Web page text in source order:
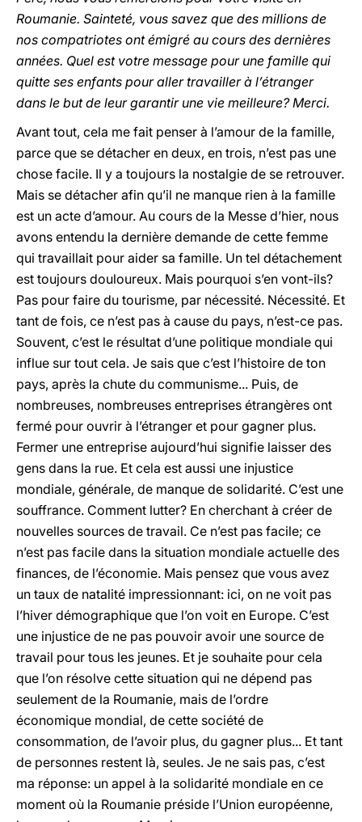
Roumanie. Sainteté, vous savez que des millions de
nos compatriotes ont émigré au cours des dernières
années. Quel est votre message pour une famille qui
quitte ses enfants pour aller travailler à l’étranger
dans le but de leur garantir une vie meilleure? Merci.
Avant tout, cela me fait penser à l’amour de la famille,
parce que se détacher en deux, en trois, n’est pas une
chose facile. Il y a toujours la nostalgie de se retrouver.
Mais se détacher afin qu’il ne manque rien à la famille
est un acte d’amour. Au cours de la Messe d’hier, nous
avons entendu la dernière demande de cette femme
qui travaillait pour aider sa famille. Un tel détachement
est toujours douloureux. Mais pourquoi s’en vont-ils?
Pas pour faire du tourisme, par nécessité. Nécessité. Et
tant de fois, ce n’est pas à cause du pays, n’est-ce pas.
Souvent, c’est le résultat d’une politique mondiale qui
influe sur tout cela. Je sais que c’est l’histoire de ton
pays, après la chute du communisme... Puis, de
nombreuses, nombreuses entreprises étrangères ont
fermé pour ouvrir à l’étranger et pour gagner plus.
Fermer une entreprise aujourd’hui signifie laisser des
gens dans la rue. Et cela est aussi une injustice
mondiale, générale, de manque de solidarité. C’est une
souffrance. Comment lutter? En cherchant à créer de
nouvelles sources de travail. Ce n’est pas facile; ce
n’est pas facile dans la situation mondiale actuelle des
finances, de l’économie. Mais pensez que vous avez
un taux de natalité impressionnant: ici, on ne voit pas
l’hiver démographique que l’on voit en Europe. C’est
une injustice de ne pas pouvoir avoir une source de
travail pour tous les jeunes. Et je souhaite pour cela
que l’on résolve cette situation qui ne dépend pas
seulement de la Roumanie, mais de l’ordre
économique mondial, de cette société de
consommation, de l’avoir plus, du gagner plus... Et tant
de personnes restent là, seules. Je ne sais pas, c’est
ma réponse: un appel à la solidarité mondiale en ce
moment où la Roumanie préside l’Union européenne,